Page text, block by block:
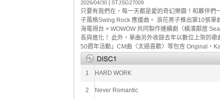
2026/04/30 STJSG27009
只要有我們在，每一天都是愛的奇幻樂園！和夥伴
子風格Swing Rock 應援曲。 浪花男子推出第10張
海電視台 × WOWOW 共同製作連續劇〈橫濱鄰居
長與進化！ 此外，單曲另外收錄去年以數位上架的
50週年活動」CM曲〈太過喜歡〉等包含 Original・
1 HARD WORK
2 Never Romantic